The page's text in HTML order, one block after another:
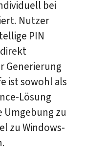
bei
Nutzer
PIN
Generierung
ist sowohl als
Lösung
Umgebung zu
zu Windows-